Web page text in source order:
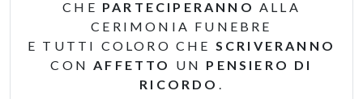
CHE PARTECIPERANNO ALLA
CERIMONIA FUNEBRE
E TUTTI COLORO CHE SCRIVERANNO
CON AFFETTO UN PENSIERO DI
RICORDO